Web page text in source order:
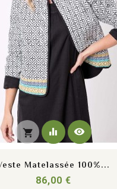
shopping_cart equalizer visibility
Matelassée 100%...
86,00 €